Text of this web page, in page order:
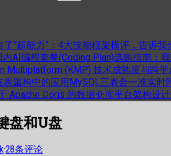
了”超能力”：4大技能框架横评，告诉我
AI编程套餐(Coding Plan)选购指南：
Multiplatform (KMP) 技术成熟度与跨
表重构中的应用MySQL三表合一准实时
Apache Doris 的数据仓库平台架构设计
盘和U盘
·28条评论